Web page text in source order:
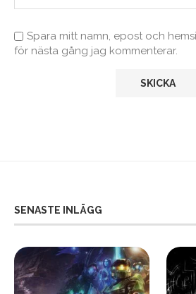
Spara mitt namn, epost och
för nästa gång jag kommenterar.
SENASTE INLÄGG